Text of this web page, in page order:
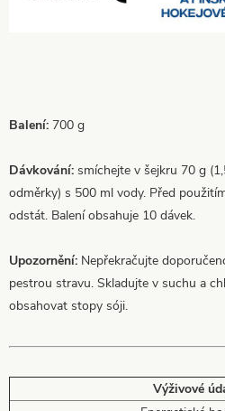
Balení: 700 g
Dávkování: smíchejte v šejkru 70 g
odměrky) s 500 ml vody. Před
odstát. Balení obsahuje 10 dávek.
Upozornění: Nepřekračujte
pestrou stravu. Skladujte v suchu a
obsahovat stopy sóji.
Výživové